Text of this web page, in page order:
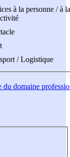
à la personne / à la
/ Logistique
domaine